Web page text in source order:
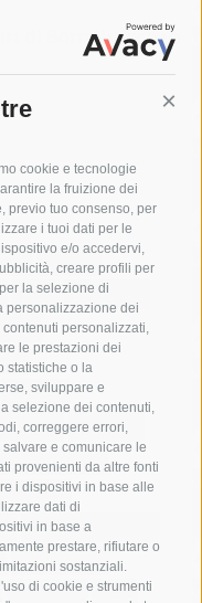
cookie e tecnologie
la fruizione dei
previo tuo consenso, per
i tuoi dati per le
e/o accedervi,
creare profili per
la selezione di
personalizzazione dei
personalizzati,
le prestazioni dei
statistiche o la
sviluppare e
selezione dei contenuti,
correggere errori,
e comunicare le
provenienti da altre fonti
i dispositivi in base alle
dati di
in base a
prestare, rifiutare o
sostanziali.
di cookie e strumenti
di Borrelli anche a
arresto
capri
carabinieri
elezioni
incidente
lubrense
polizia municipale
sant'agnello
temporali treni